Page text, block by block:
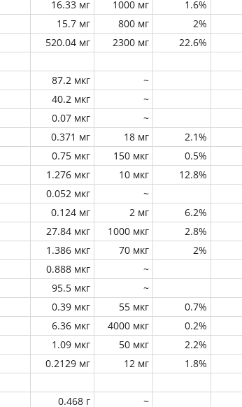
16.33 мг 1000 мг 1.6%
15.7 мг 800 мг 2%
520.04 мг 2300 мг 22.6%
87.2 мкг
~
40.2 мкг
~
0.07 мкг
~
0.371 мг 18 мг 2.1%
0.75 мкг 150 мкг 0.5%
1.276 мкг 10 мкг 12.8%
0.052 мкг
~
0.124 мг 2 мг 6.2%
27.84 мкг 1000 мкг 2.8%
1.386 мкг 70 мкг 2%
0.888 мкг
~
95.5 мкг
~
0.39 мкг 55 мкг 0.7%
6.36 мкг 4000 мкг 0.2%
1.09 мкг 50 мкг 2.2%
0.2129 мг 12 мг 1.8%
0.468 г ~